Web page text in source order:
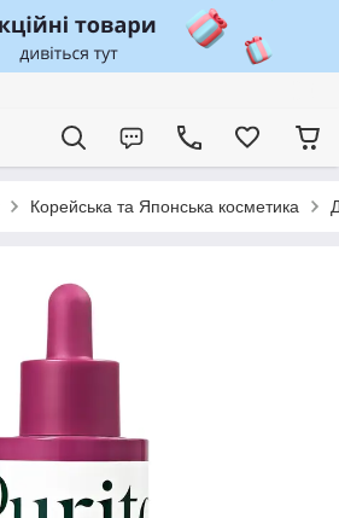
Корейська та Японська косметика